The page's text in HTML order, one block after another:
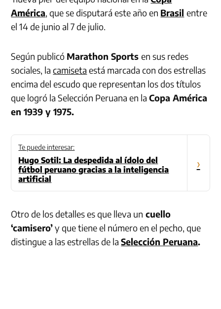
América, que se disputará este año en Brasil entre
el 14 de junio al 7 de julio.
Según publicó Marathon Sportsen sus redes
sociales, lacamiseta está marcada con dos estrellas
encima del escudo que representan los dos títulos
que logró la Selección Peruana en laCopa América
en 1939 y 1975.
Te puede interesar:
Hugo Sotil: La despedida al ídolo del
fútbol peruano gracias a la inteligencia
artificial
›
Otro de los detalles es que lleva un cuello
‘camisero’y que tiene el número en el pecho, que
distingue a las estrellas de laSelección Peruana.